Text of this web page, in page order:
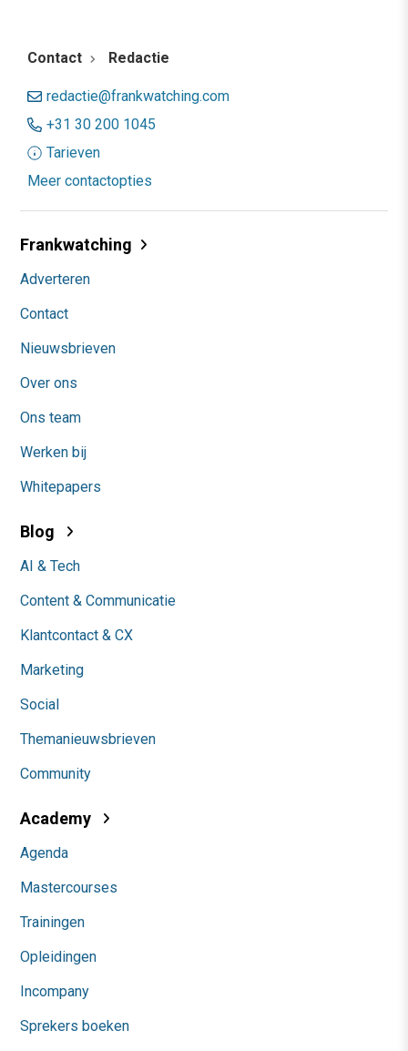
Contact Redactie
redactie@frankwatching.com
+31 30 200 1045
Tarieven
Meer contactopties
Frankwatching
Adverteren
Contact
Nieuwsbrieven
Over ons
Ons team
Werken bij
Whitepapers
Blog
AI & Tech
Content & Communicatie
Klantcontact & CX
Marketing
Social
Themanieuwsbrieven
Community
Academy
Agenda
Mastercourses
Trainingen
Opleidingen
Incompany
Sprekers boeken